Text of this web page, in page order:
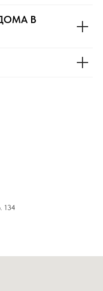
В
134